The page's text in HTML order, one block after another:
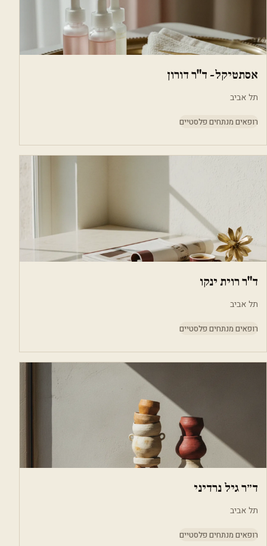
אסתטיקל- ד"ר דורון
תל אביב
רופאים מנתחים פלסטיים
ד"ר רוית ינקו
תל אביב
רופאים מנתחים פלסטיים
ד״ר גיל נרדיני
תל אביב
רופאים מנתחים פלסטיים